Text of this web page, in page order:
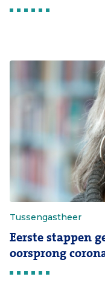
Tussengastheer
Eerste stappen
oorsprong